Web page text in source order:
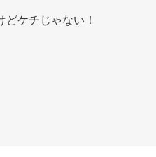
ケチじゃない！